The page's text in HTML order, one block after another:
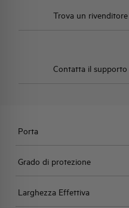
Trova un rivenditore
Contatta il supporto
Porta
Grado di protezione
Larghezza Effettiva